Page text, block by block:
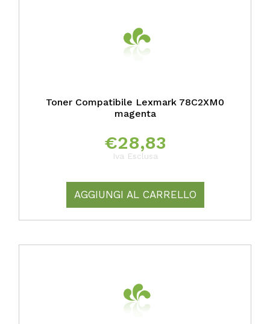
Toner Compatibile Lexmark 78C2XM0
magenta
€28,83
Iva Esclusa
AGGIUNGI AL CARRELLO